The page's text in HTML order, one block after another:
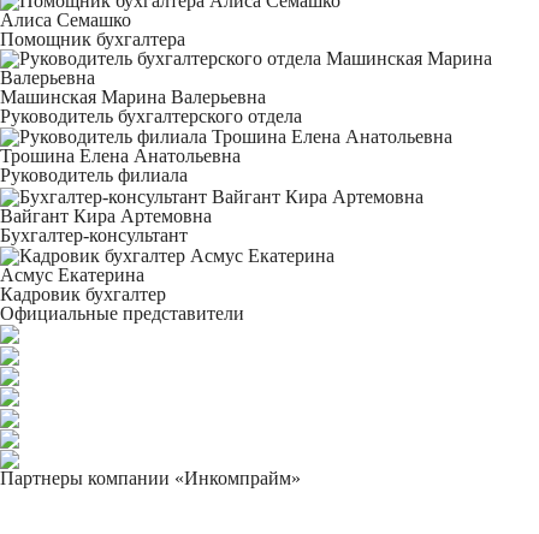
Алиса Семашко
Помощник бухгалтера
Машинская Марина Валерьевна
Руководитель бухгалтерского отдела
Трошина Елена Анатольевна
Руководитель филиала
Вайгант Кира Артемовна
Бухгалтер-консультант
Асмус Екатерина
Кадровик бухгалтер
Официальные представители
Партнеры компании «Инкомпрайм»